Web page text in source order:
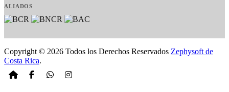
ALIADOS
Copyright © 2026 Todos los Derechos Reservados Zephysoft de
Costa Rica.